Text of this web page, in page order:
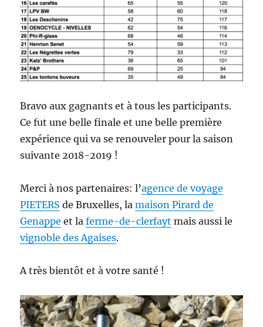
Bravo aux gagnants et à tous les participants.
Ce fut une belle finale et une belle première
expérience qui va se renouveler pour la saison
suivante 2018-2019 !
Merci à nos partenaires: l’agence de voyage
PIETERS de Bruxelles, lamaison Pirard de
Genappe et laferme-de-clerfayt mais aussi le
vignoble des Agaises.
A très bientôt et à votre santé !